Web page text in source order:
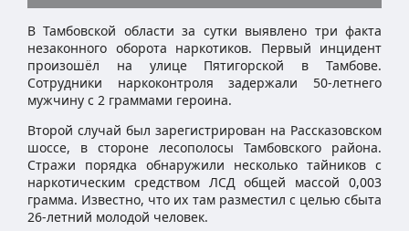
В Тамбовской области за сутки выявлено три факта
незаконного оборота наркотиков. Первый инцидент
произошёл на улице Пятигорской в Тамбове.
Сотрудники наркоконтроля задержали 50-летнего
мужчину с 2 граммами героина.
Второй случай был зарегистрирован на Рассказовском
шоссе, в стороне лесополосы Тамбовского района.
Стражи порядка обнаружили несколько тайников с
наркотическим средством ЛСД общей массой 0,003
грамма. Известно, что их там разместил с целью сбыта
26-летний молодой человек.